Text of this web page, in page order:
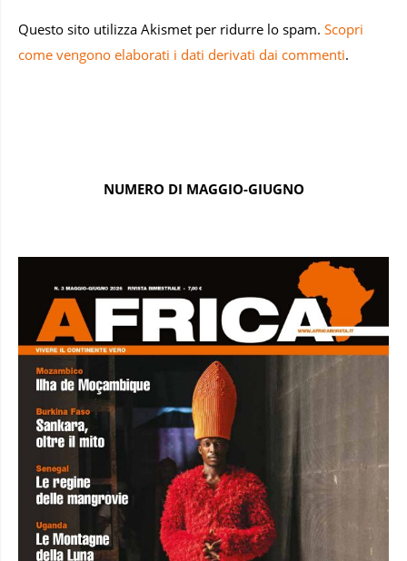
Questo sito utilizza Akismet per ridurre lo spam. Scopri
come vengono elaborati i dati derivati dai commenti.
NUMERO DI MAGGIO-GIUGNO